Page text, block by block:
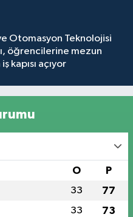
Otomasyon Teknolojisi
öğrencilerine mezun
kapısı açıyor
O P
33 77
33 73